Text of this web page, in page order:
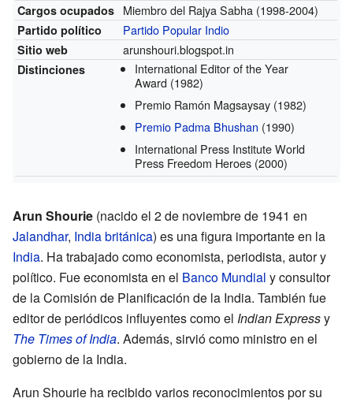
Cargos ocupados Miembro del Rajya Sabha (1998-2004)
Partido político Partido Popular Indio
Sitio web arunshouri.blogspot.in
Distinciones
International Editor of the Year
Award (1982)
Premio Ramón Magsaysay (1982)
Premio Padma Bhushan (1990)
International Press Institute World
Press Freedom Heroes (2000)
Arun Shourie (nacido el 2 de noviembre de 1941 en
Jalandhar, India británica) es una figura importante en la
India. Ha trabajado como economista, periodista, autor y
político. Fue economista en el Banco Mundial y consultor
de la Comisión de Planificación de la India. También fue
editor de periódicos influyentes como el Indian Expressy
The Times of India. Además, sirvió como ministro en el
gobierno de la India.
Arun Shourie ha recibido varios reconocimientos por su